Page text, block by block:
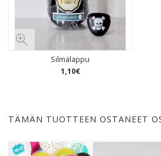
Silmälappu
1,10€
TÄMÄN TUOTTEEN OSTANEET